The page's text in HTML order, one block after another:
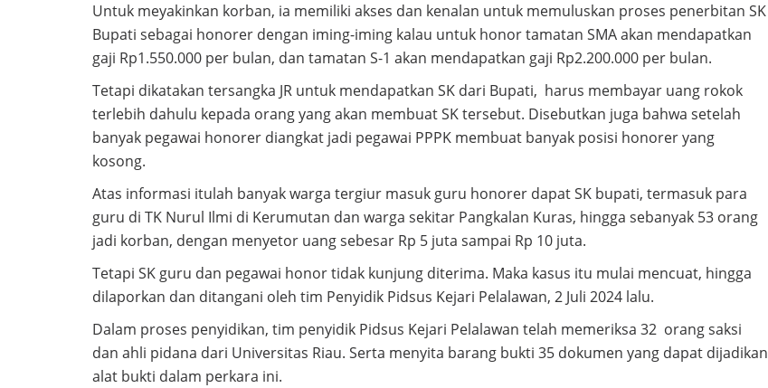
Untuk meyakinkan korban, ia memiliki akses dan kenalan untuk memuluskan proses penerbitan SK
Bupati sebagai honorer dengan iming-iming kalau untuk honor tamatan SMA akan mendapatkan
gaji Rp1.550.000 per bulan, dan tamatan S-1 akan mendapatkan gaji Rp2.200.000 per bulan.
Tetapi dikatakan tersangka JR untuk mendapatkan SK dari Bupati, harus membayar uang rokok
terlebih dahulu kepada orang yang akan membuat SK tersebut. Disebutkan juga bahwa setelah
banyak pegawai honorer diangkat jadi pegawai PPPK membuat banyak posisi honorer yang
kosong.
Atas informasi itulah banyak warga tergiur masuk guru honorer dapat SK bupati, termasuk para
guru di TK Nurul Ilmi di Kerumutan dan warga sekitar Pangkalan Kuras, hingga sebanyak 53 orang
jadi korban, dengan menyetor uang sebesar Rp 5 juta sampai Rp 10 juta.
Tetapi SK guru dan pegawai honor tidak kunjung diterima. Maka kasus itu mulai mencuat, hingga
dilaporkan dan ditangani oleh tim Penyidik Pidsus Kejari Pelalawan, 2 Juli 2024 lalu.
Dalam proses penyidikan, tim penyidik Pidsus Kejari Pelalawan telah memeriksa 32 orang saksi
dan ahli pidana dari Universitas Riau. Serta menyita barang bukti 35 dokumen yang dapat dijadikan
alat bukti dalam perkara ini.